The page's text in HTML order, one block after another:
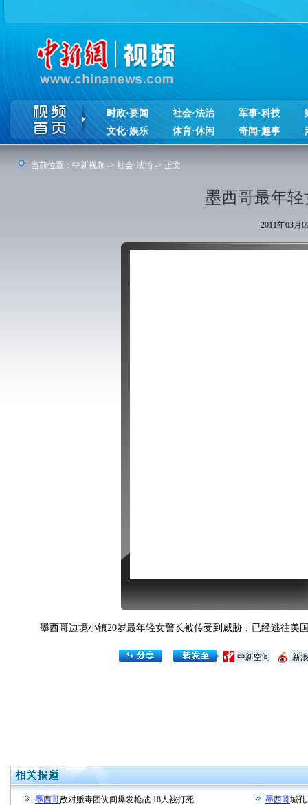
时政·要闻 社会·法治 军事·科技
文化·娱乐
体育·休闲 奇闻·趣事
当前位置： 中新视频 -> 社会·法治 -> 正文
墨西哥最年
2011年03月
墨西哥边境小镇20岁最年轻女警长被传受到威胁，已经逃往美
新
中新空间
墨西哥敌对贩毒团伙间爆发枪战 18人被打死 墨西哥城